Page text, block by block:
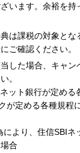
います。余裕を持
は課税の対象とな
ご確認ください。
した場合、キャン
。
ット銀行が定める
が定める各種規程
より、住信SBIネ
合